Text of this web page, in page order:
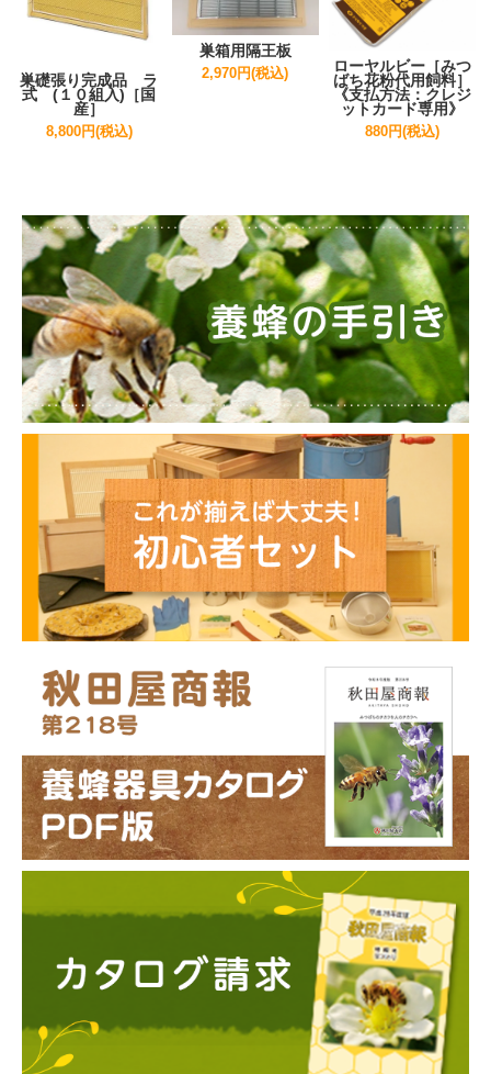
巣礎張り完成品 ラ
式 (１０組入)［国
産］
8,800円(税込)
巣箱用隔王板
2,970円(税込)
ローヤルビー［みつ
ばち花粉代用飼料］
《支払方法：クレジ
ットカード専用》
880円(税込)